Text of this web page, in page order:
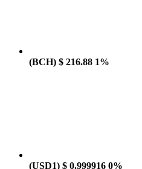
(BCH) $ 216.88 1%
(USD1) $ 0.999916 0%